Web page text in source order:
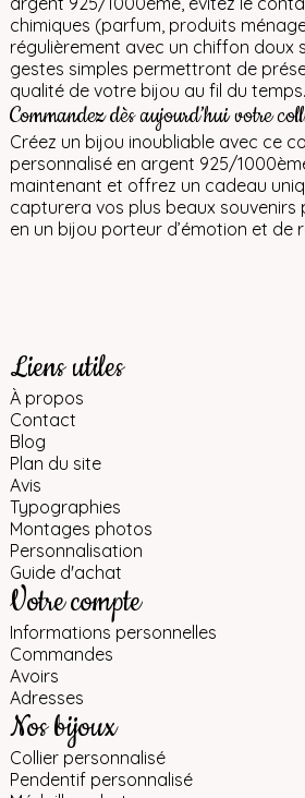
chimiques (parfum, produits
régulièrement avec un chiffon doux
gestes simples permettront de
qualité de votre bijou au fil du temps.
Commandez dès aujourd’hui votre
Créez un bijou inoubliable avec ce
personnalisé en argent 925/
maintenant et offrez un cadeau
capturera vos plus beaux
en un bijou porteur d’émotion et de
Liens utiles
À propos
Contact
Blog
Plan du site
Avis
Typographies
Montages photos
Personnalisation
Guide d'achat
Votre compte
Informations personnelles
Commandes
Avoirs
Adresses
Nos bijoux
Collier personnalisé
Pendentif personnalisé